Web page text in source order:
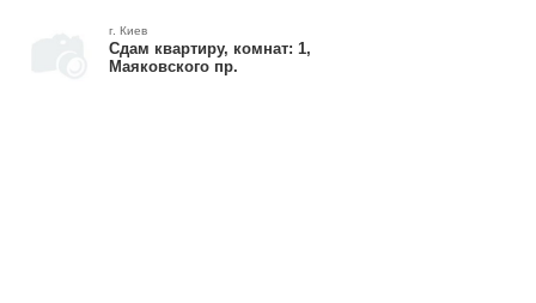
г. Киев
Сдам квартиру, комнат: 1,
Маяковского пр.